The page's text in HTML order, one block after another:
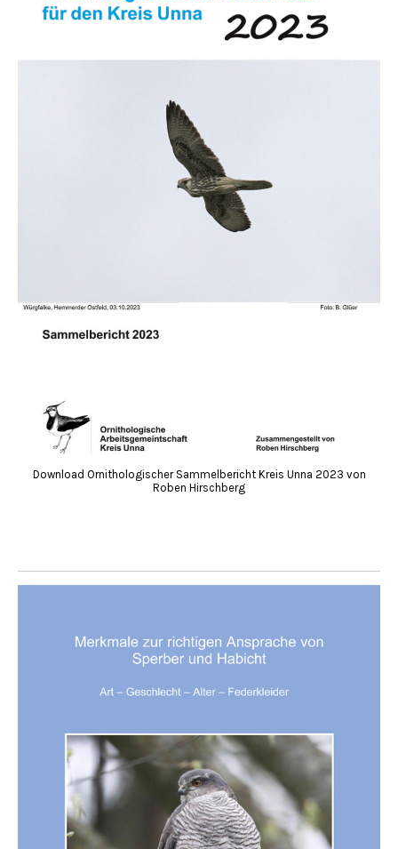
Download Ornithologischer Sammelbericht Kreis Unna 2023 von
Roben Hirschberg